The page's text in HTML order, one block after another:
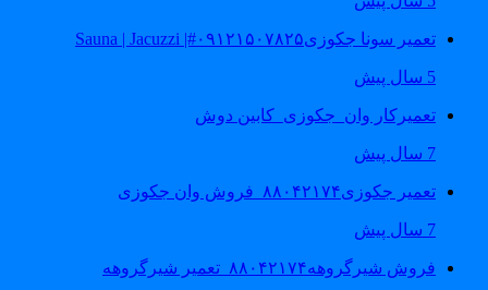
تعمیر سونا جکوزی۰۹۱۲۱۵۰۷۸۲۵#| Sauna | Jacuzzi
تعمیرکار وان_جکوزی_کابین دوش
تعمیر جکوزی۸۸۰۴۲۱۷۴_فروش وان جکوزی
فروش شیرگروهه۸۸۰۴۲۱۷۴_تعمیر شیرگروهه